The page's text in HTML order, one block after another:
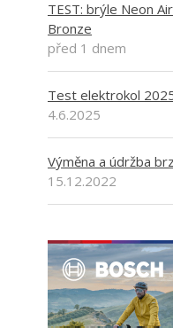
TEST: brýle Neon
Bronze
před 1 dnem
Test elektrokol
4.6.2025
Výměna a údržba
15.12.2022